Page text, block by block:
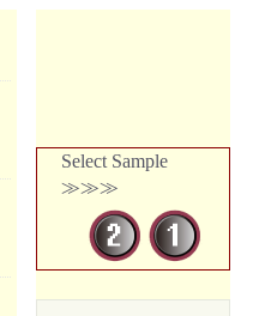
Select Sample
≫≫≫